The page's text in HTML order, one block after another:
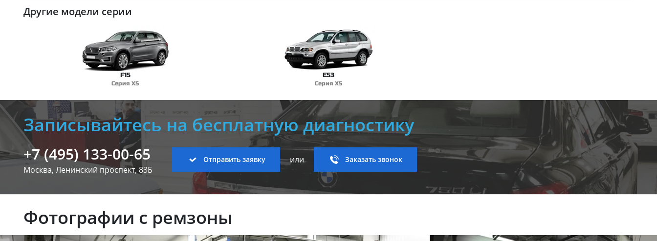
Другие модели серии
F15
Серия X5
E53
Серия X5
Записывайтесь на бесплатную диагностику
+7 (495) 133-00-65
Москва, Ленинский проспект, 83Б
Отправить заявку или Заказать звонок
Фотографии с ремзоны